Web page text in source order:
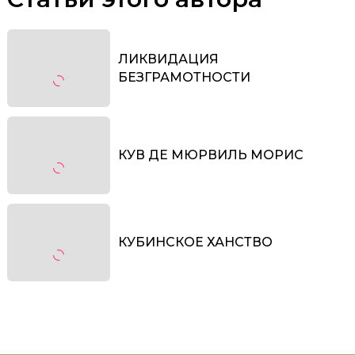
ЛИКВИДАЦИЯ
БЕЗГРАМОТНОСТИ
КУВ ДЕ МЮРВИЛЬ МОРИС
КУБИНСКОЕ ХАНСТВО